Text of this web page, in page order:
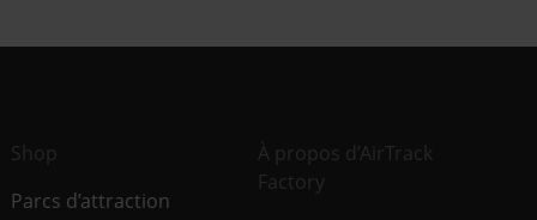
Shop
Parcs d’attraction
À propos d’AirTrack
Factory